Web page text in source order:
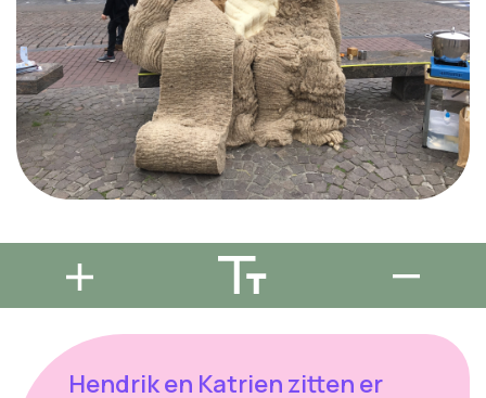
Hendrik en Katrien zitten er